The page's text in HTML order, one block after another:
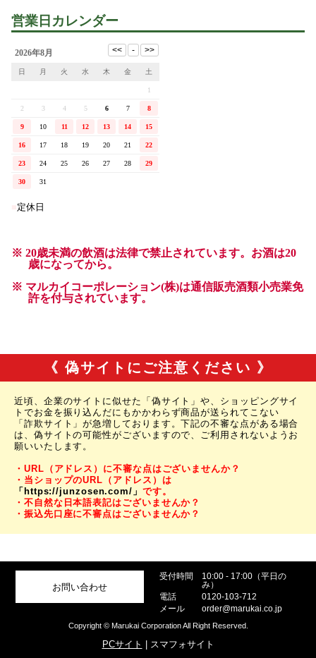
《 偽サイトにご注意ください 》
近頃、企業のサイトに似せた「偽サイト」や、ショッピングサイ
トでお金を振り込んだにもかかわらず商品が送られてこない
「詐欺サイト」が急増しております。下記の不審な点がある場合
は、偽サイトの可能性がございますので、ご利用されないようお
願いいたします。
・URL（アドレス）に不審な点はございませんか？
・当ショップのURL（アドレス）は
「https://junzosen.com/」 です。
・不自然な日本語表記はございませんか？
・振込先口座に不審点はございませんか？
お問い合わせ
受付時間
10:00 - 17:00（平日の
み）
電話
0120-103-712
メール
order@marukai.co.jp
Copyright © Marukai Corporation All Right Reserved.
PCサイト | スマフォサイト